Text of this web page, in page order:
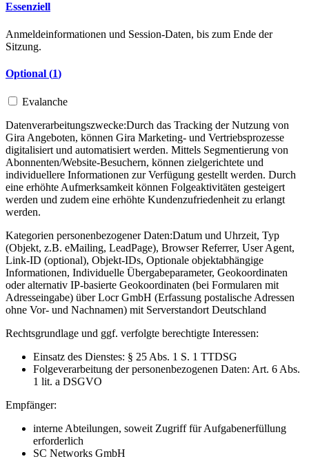
Essenziell
Anmeldeinformationen und Session-Daten, bis zum Ende der
Sitzung.
Optional (1)
Evalanche
Datenverarbeitungszwecke:Durch das Tracking der Nutzung von
Gira Angeboten, können Gira Marketing- und Vertriebsprozesse
digitalisiert und automatisiert werden. Mittels Segmentierung von
Abonnenten/Website-Besuchern, können zielgerichtete und
individuellere Informationen zur Verfügung gestellt werden. Durch
eine erhöhte Aufmerksamkeit können Folgeaktivitäten gesteigert
werden und zudem eine erhöhte Kundenzufriedenheit zu erlangt
werden.
Kategorien personenbezogener Daten:Datum und Uhrzeit, Typ
(Objekt, z.B. eMailing, LeadPage), Browser Referrer, User Agent,
Link-ID (optional), Objekt-IDs, Optionale objektabhängige
Informationen, Individuelle Übergabeparameter, Geokoordinaten
oder alternativ IP-basierte Geokoordinaten (bei Formularen mit
Adresseingabe) über Locr GmbH (Erfassung postalische Adressen
ohne Vor- und Nachnamen) mit Serverstandort Deutschland
Rechtsgrundlage und ggf. verfolgte berechtigte Interessen:
Einsatz des Dienstes: § 25 Abs. 1 S. 1 TTDSG
Folgeverarbeitung der personenbezogenen Daten: Art. 6 Abs.
1 lit. a DSGVO
Empfänger:
interne Abteilungen, soweit Zugriff für Aufgabenerfüllung
erforderlich
SC Networks GmbH